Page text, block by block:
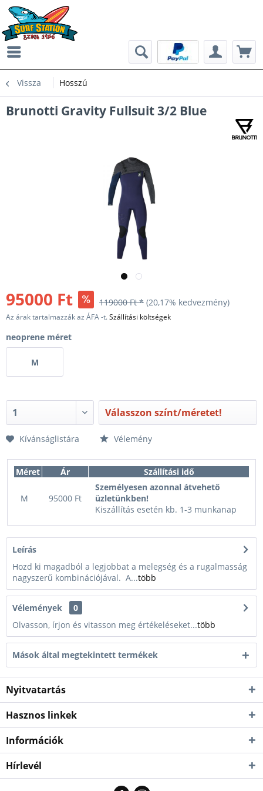
Vissza Hosszú
Brunotti Gravity Fullsuit 3/2 Blue
95000 Ft 119000 Ft * (20,17% kedvezmény)
Az árak tartalmazzák az ÁFA -t.Szállítási költségek
neoprene méret
M
Válasszon színt/méretet!
Kívánságlistára Vélemény
Méret Ár Szállítási idő
M 95000 Ft
Személyesen azonnal átvehető
üzletünkben!
Kiszállítás esetén kb. 1-3 munkanap
Leírás
Hozd ki magadból a legjobbat a melegség és a rugalmasság
nagyszerű kombinációjával. A...több
Vélemények
0
Olvasson, írjon és vitasson meg értékeléseket...több
Mások által megtekintett termékek
Nyitvatartás
Hasznos linkek
Információk
Hírlevél